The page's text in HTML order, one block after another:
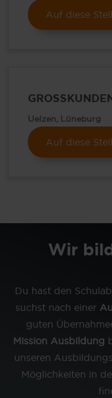
Auf diese
Uelzen, Lüneburg
Auf diese
Wir
Du hast den
suchst nach einer
guten
Mission Ausbildung
unseren
Möglichkeiten in